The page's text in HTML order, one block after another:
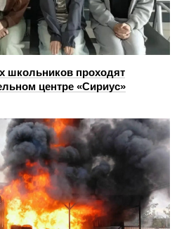
школьников проходят
центре «Сириус»